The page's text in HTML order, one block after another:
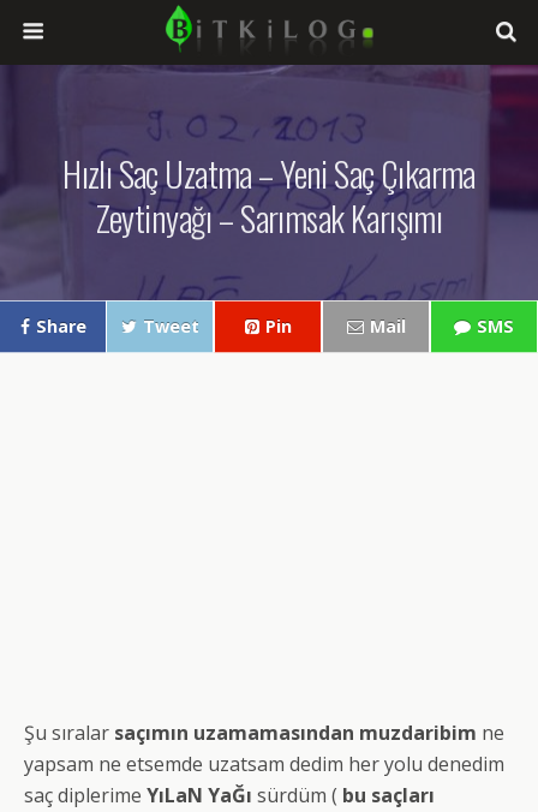
Hızlı Saç Uzatma – Yeni Saç Çıkarma
Zeytinyağı – Sarımsak Karışımı
Share Tweet Pin Mail SMS
Şu sıralar saçımın uzamamasından muzdaribim ne
yapsam ne etsemde uzatsam dedim her yolu denedim
saç diplerime YıLaN YaĞı sürdüm ( bu saçları